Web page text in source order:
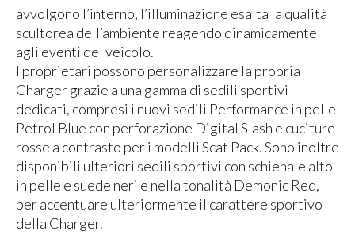
avvolgono l’interno, l’illuminazione esalta la qualità
scultorea dell’ambiente reagendo dinamicamente
agli eventi del veicolo.
I proprietari possono personalizzare la propria
Charger grazie a una gamma di sedili sportivi
dedicati, compresi i nuovi sedili Performance in pelle
Petrol Blue con perforazione Digital Slash e cuciture
rosse a contrasto per i modelli Scat Pack. Sono inoltre
disponibili ulteriori sedili sportivi con schienale alto
in pelle e suede neri e nella tonalità Demonic Red,
per accentuare ulteriormente il carattere sportivo
della Charger.